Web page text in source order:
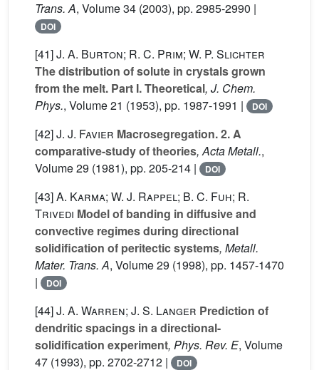
Trans. A, Volume 34 (2003), pp. 2985-2990 |
DOI
[41]J. A. Burton; R. C. Prim; W. P. Slichter
The distribution of solute in crystals grown
from the melt. Part I. Theoretical, J. Chem.
Phys., Volume 21 (1953), pp. 1987-1991 | DOI
[42]J. J. Favier Macrosegregation. 2. A
comparative-study of theories, Acta Metall.,
Volume 29 (1981), pp. 205-214 | DOI
[43]A. Karma; W. J. Rappel; B. C. Fuh; R.
Trivedi Model of banding in diffusive and
convective regimes during directional
solidification of peritectic systems, Metall.
Mater. Trans. A, Volume 29 (1998), pp. 1457-1470
|
DOI
[44]J. A. Warren; J. S. Langer Prediction of
dendritic spacings in a directional-
solidification experiment, Phys. Rev. E, Volume
47 (1993), pp. 2702-2712 | DOI